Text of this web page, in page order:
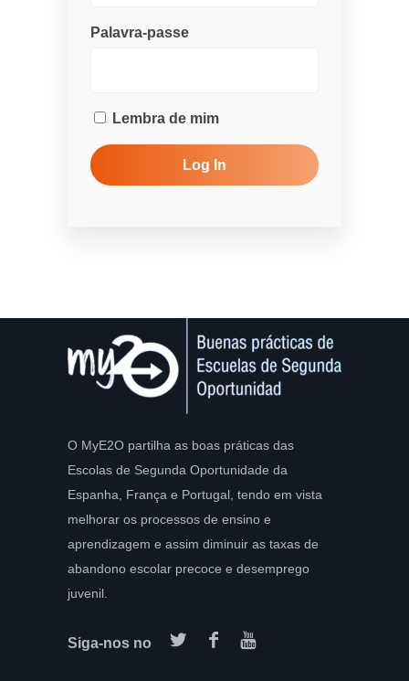
Palavra-passe
Lembra de mim
O MyE2O partilha as boas práticas das
Escolas de Segunda Oportunidade da
Espanha, França e Portugal, tendo em vista
melhorar os processos de ensino e
aprendizagem e assim diminuir as taxas de
abandono escolar precoce e desemprego
juvenil.
Siga-nos no